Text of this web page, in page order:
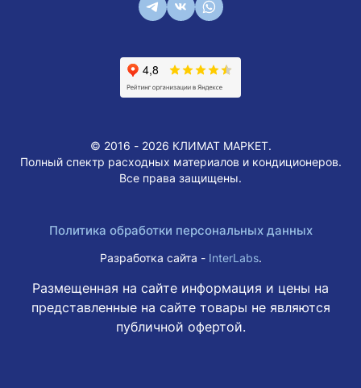
© 2016 - 2026 КЛИМАТ МАРКЕТ.
Полный спектр расходных материалов и кондиционеров.
Все права защищены.
Политика обработки персональных данных
Разработка сайта - InterLabs.
Размещенная на сайте информация и цены на
представленные на сайте товары не являются
публичной офертой.